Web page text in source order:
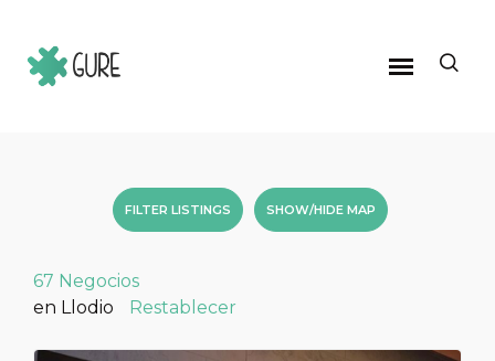
FILTER LISTINGS SHOW/HIDE MAP
67 Negocios
en Llodio
Restablecer